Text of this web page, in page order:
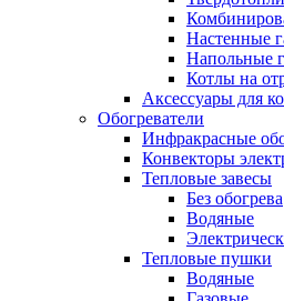
Настенные
Напольные
Котлы на
Аксессуары для
Обогреватели
Инфракрасные
Конвекторы
Тепловые завесы
Без обогрева
Водяные
Тепловые пушки
Водяные